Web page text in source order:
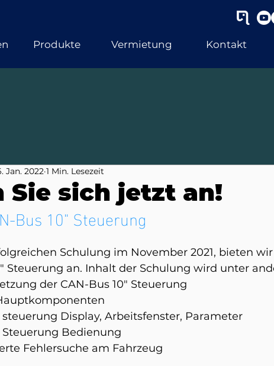
Produkte Vermietung Kontakt
Sie sich jetzt an!
Jan. 2022 1 Min. Lesezeit
Bus 10" Steuerung
Schulung im November 2021, bieten
Steuerung an. Inhalt der Schulung wird unter
der CAN-Bus 10" Steuerung
steuerung Display, Arbeitsfenster, Parameter
Steuerung Bedienung
Fehlersuche am Fahrzeug